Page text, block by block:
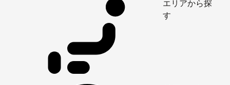
エリアから探
す